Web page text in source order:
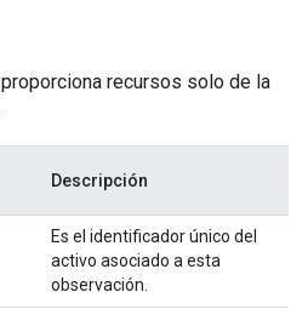
proporciona recursos solo de la
Descripción
Es el identificador único del
activo asociado a esta
observación.